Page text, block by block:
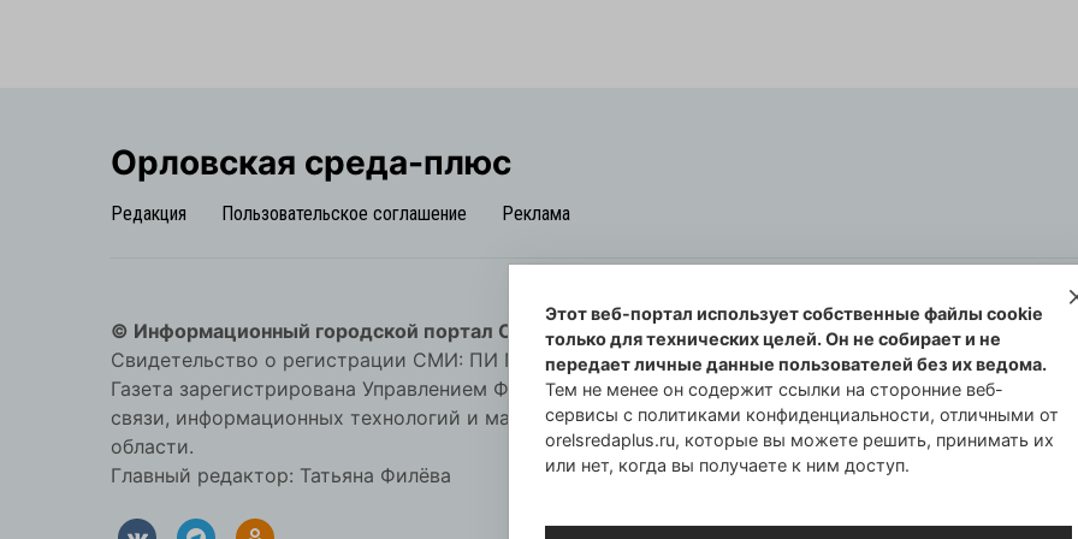
Орловская cреда-плюс
Редакция Пользовательское соглашение Реклама
© Информационный городской портал Орловская cреда-плюс, 2021-2026
Свидетельство о регистрации СМИ: ПИ №57-00254 от 29 октября 2013 г.
Газета зарегистрирована Управлением Федеральной службы по надзору в сфере
связи, информационных технологий и массовых коммуникаций по Орловской
области.
Главный редактор: Татьяна Филёва
Этот веб-портал использует собственные файлы cookie
только для технических целей. Он не собирает и не
передает личные данные пользователей без их ведома.
Тем не менее он содержит ссылки на сторонние веб-
сервисы с политиками конфиденциальности, отличными от
orelsredaplus.ru, которые вы можете решить, принимать их
или нет, когда вы получаете к ним доступ.